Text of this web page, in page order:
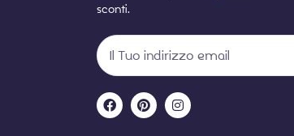
sconti.